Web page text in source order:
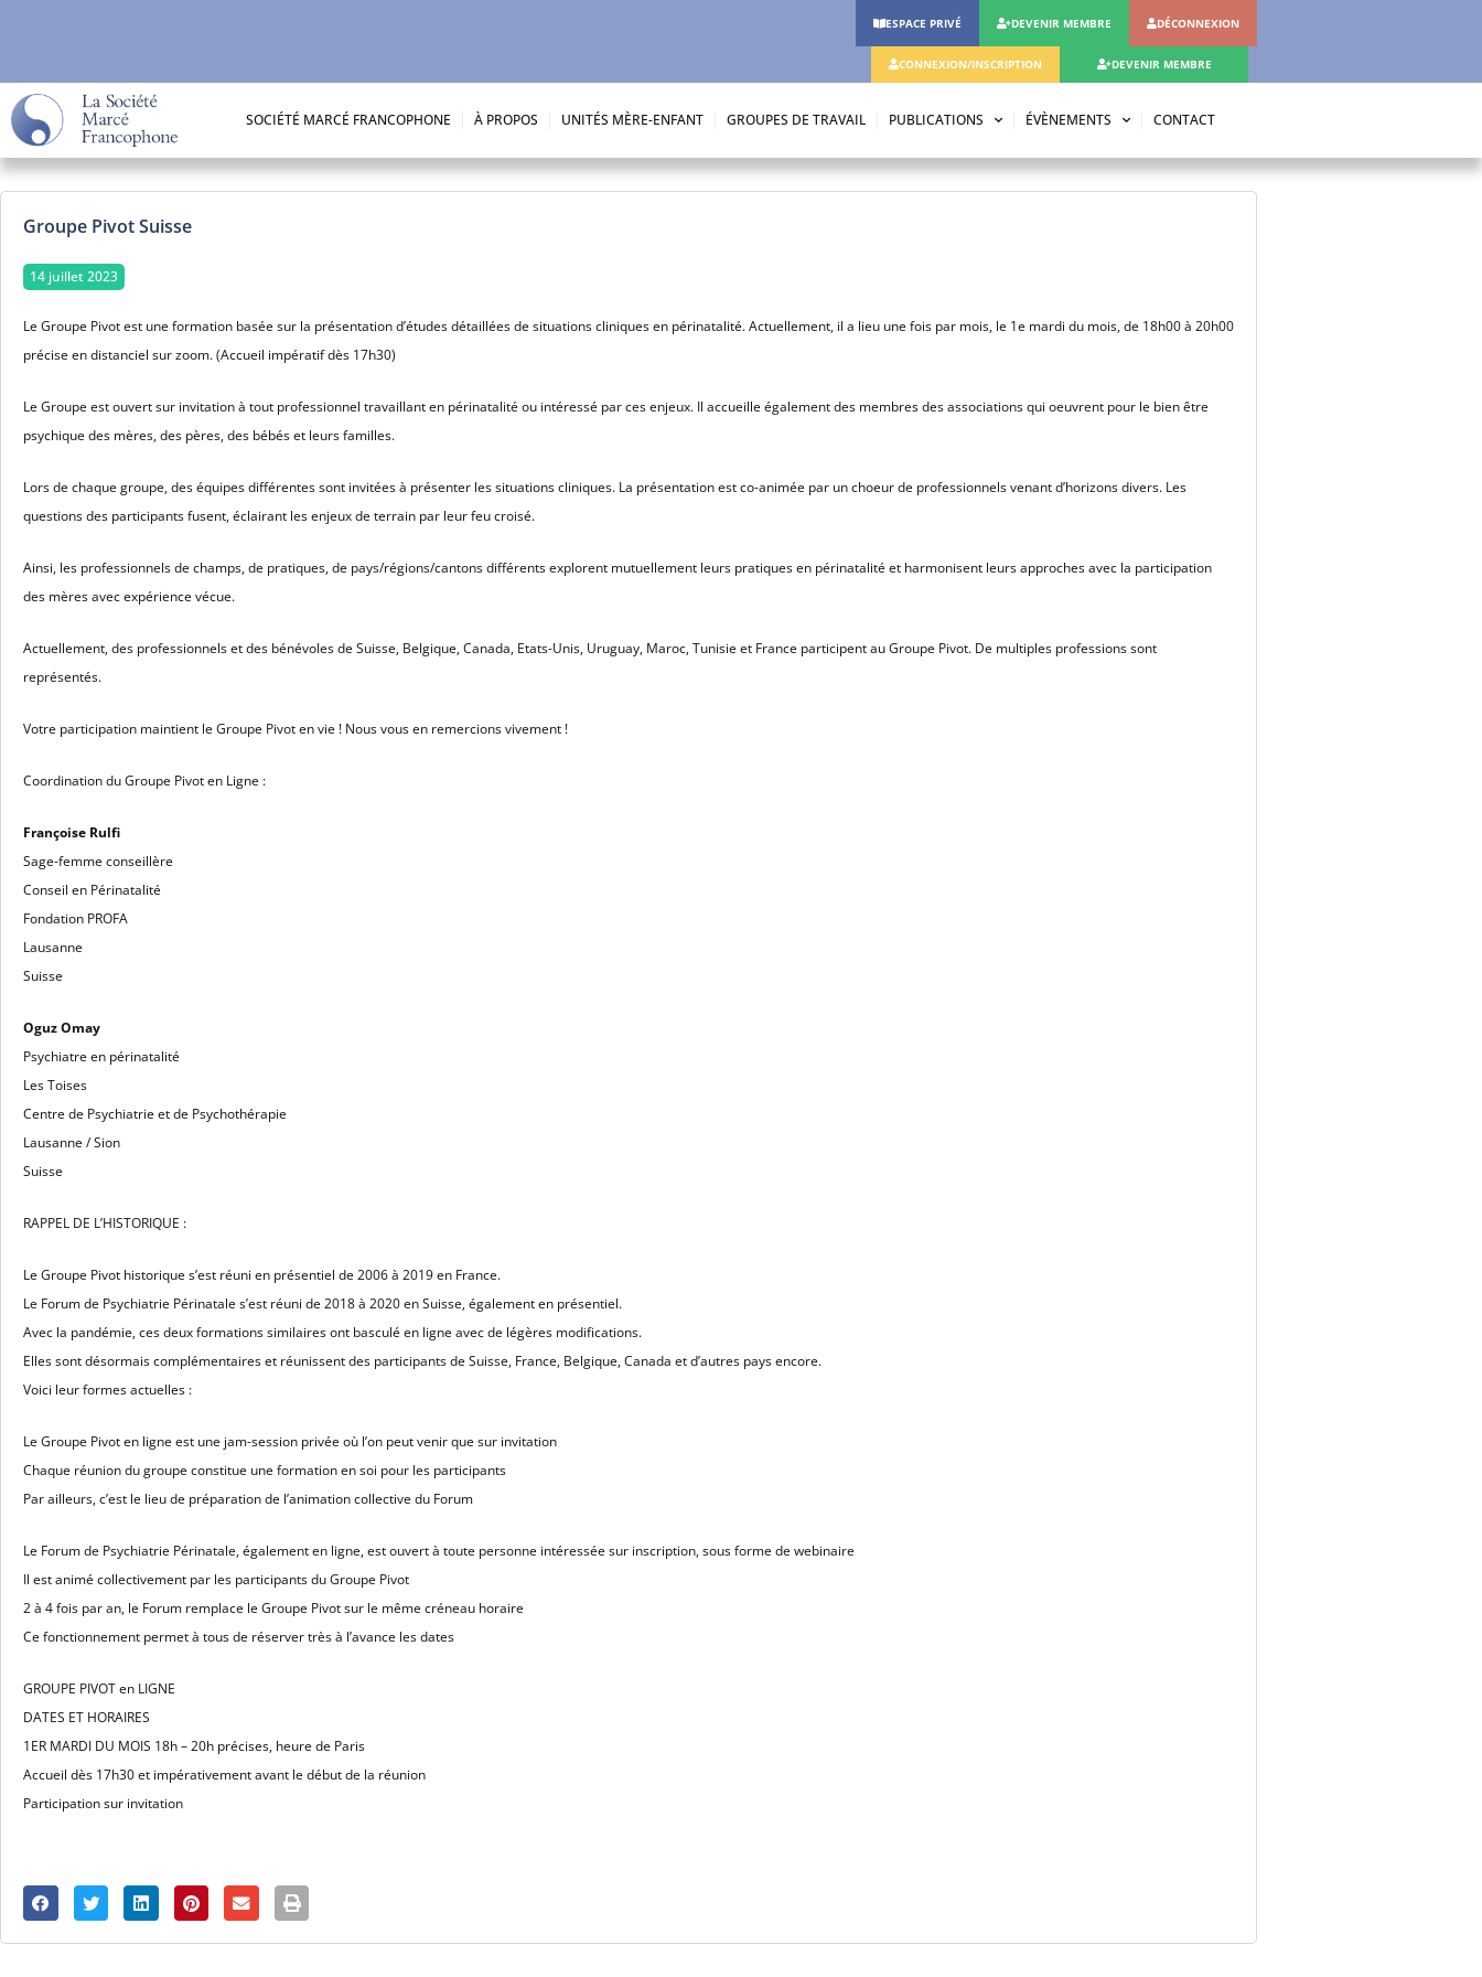
ESPACE PRIVÉ DEVENIR MEMBRE DÉCONNEXION
CONNEXION/INSCRIPTION DEVENIR MEMBRE
SOCIÉTÉ MARCÉ FRANCOPHONE À PROPOS UNITÉS MÈRE-ENFANT GROUPES DE TRAVAIL PUBLICATIONS ÉVÈNEMENTS CONTACT
Groupe Pivot Suisse
14 juillet 2023
Le Groupe Pivot est une formation basée sur la présentation d’études détaillées de situations cliniques en périnatalité. Actuellement, il a lieu une fois par mois, le 1e mardi du mois, de 18h00 à 20h00
précise en distanciel sur zoom. (Accueil impératif dès 17h30)
Le Groupe est ouvert sur invitation à tout professionnel travaillant en périnatalité ou intéressé par ces enjeux. Il accueille également des membres des associations qui oeuvrent pour le bien être
psychique des mères, des pères, des bébés et leurs familles.
Lors de chaque groupe, des équipes différentes sont invitées à présenter les situations cliniques. La présentation est co-animée par un choeur de professionnels venant d’horizons divers. Les
questions des participants fusent, éclairant les enjeux de terrain par leur feu croisé.
Ainsi, les professionnels de champs, de pratiques, de pays/régions/cantons différents explorent mutuellement leurs pratiques en périnatalité et harmonisent leurs approches avec la participation
des mères avec expérience vécue.
Actuellement, des professionnels et des bénévoles de Suisse, Belgique, Canada, Etats-Unis, Uruguay, Maroc, Tunisie et France participent au Groupe Pivot. De multiples professions sont
représentés.
Votre participation maintient le Groupe Pivot en vie ! Nous vous en remercions vivement !
Coordination du Groupe Pivot en Ligne :
Françoise Rulfi
Sage-femme conseillère
Conseil en Périnatalité
Fondation PROFA
Lausanne
Suisse
Oguz Omay
Psychiatre en périnatalité
Les Toises
Centre de Psychiatrie et de Psychothérapie
Lausanne / Sion
Suisse
RAPPEL DE L’HISTORIQUE :
Le Groupe Pivot historique s’est réuni en présentiel de 2006 à 2019 en France.
Le Forum de Psychiatrie Périnatale s’est réuni de 2018 à 2020 en Suisse, également en présentiel.
Avec la pandémie, ces deux formations similaires ont basculé en ligne avec de légères modifications.
Elles sont désormais complémentaires et réunissent des participants de Suisse, France, Belgique, Canada et d’autres pays encore.
Voici leur formes actuelles :
Le Groupe Pivot en ligne est une jam-session privée où l’on peut venir que sur invitation
Chaque réunion du groupe constitue une formation en soi pour les participants
Par ailleurs, c’est le lieu de préparation de l’animation collective du Forum
Le Forum de Psychiatrie Périnatale, également en ligne, est ouvert à toute personne intéressée sur inscription, sous forme de webinaire
Il est animé collectivement par les participants du Groupe Pivot
2 à 4 fois par an, le Forum remplace le Groupe Pivot sur le même créneau horaire
Ce fonctionnement permet à tous de réserver très à l’avance les dates
GROUPE PIVOT en LIGNE
DATES ET HORAIRES
1ER MARDI DU MOIS 18h – 20h précises, heure de Paris
Accueil dès 17h30 et impérativement avant le début de la réunion
Participation sur invitation